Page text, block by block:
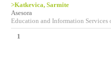
>Katkevica, Sarmite
Asesora
Education and Information Services
1